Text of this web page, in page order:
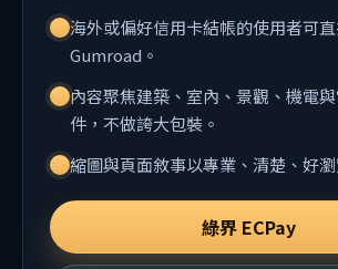
海外或偏好信用卡結帳的使用者可
Gumroad。
內容聚焦建築、室內、景觀、機電
件，不做誇大包裝。
縮圖與頁面敘事以專業、清楚、好瀏
綠界 ECPay